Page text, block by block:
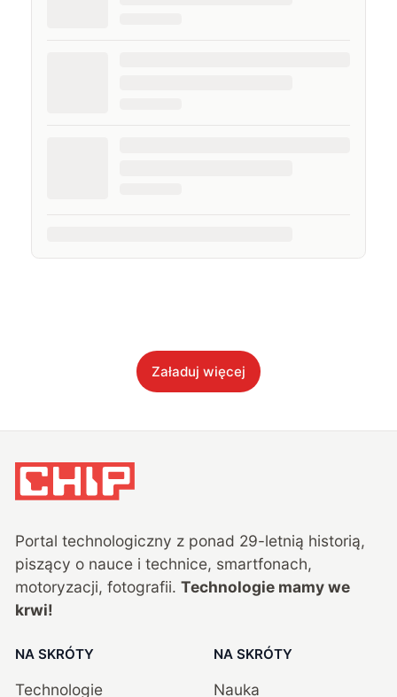
Załaduj więcej
Portal technologiczny z ponad 29-letnią historią,
piszący o nauce i technice, smartfonach,
motoryzacji, fotografii. Technologie mamy we
krwi!
NA SKRÓTY
Technologie
NA SKRÓTY
Nauka